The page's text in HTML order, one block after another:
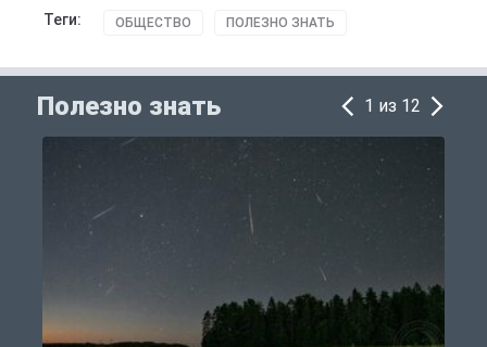
Теги: ОБЩЕСТВО ПОЛЕЗНО ЗНАТЬ
Полезно знать 1 из 12